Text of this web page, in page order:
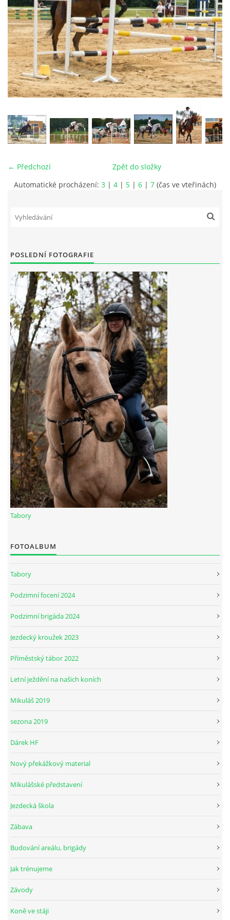
VIDEA
ODKAZY
NOVÝ PŘEKÁŽKOVÝ MATERIÁL
CENÍK SLUŽEB
PŘISPĚVEK ČUS KARVINA -PODPORA SPORTU V
NÁHRADNÍ TERMÍN BRIGÁDY PRO TY KTEŘÍ SE
7:4 (VELKÝ PÁTEK) KROUŽEK NEBUDE
JARNÍ BRIGÁDA 20.5.2023
DNE 17.11.2023 KROUŽEK JEZDECTVÍ NENÍ
DĚKUJEME MĚSTU RYCHVALD ZA DOTACI V ROCE 2023
NABÍZÍME BRIGÁDU U NÁS VE STÁJI. PRO BLIŽŠÍ INFO
VOLEJTE 604265192
DĚKUJEME ZA PODPORU ČESKÉ UNIÍ SPORTU
JARNÍ BRIGÁDA 20.4 2024
JARNÍ BRIGÁDA SE ODKLÁDÁ.
PÁTEČNÍ KROUŽEK " ŠKOLA JEZDECTVÍ " BUDE ZAHÁJEN
PODZIMNÍ BRIGÁDA 9.11.2024
VELKÝ PÁTEK-18.4 KROUŽEK BUDE NORMÁLNĚ PROBÍHAT
PRAZDNINOVÝ KROUŽEK
← Předchozí
Zpět do složky
Automatické procházení: 3 | 4 | 5 | 6 | 7 (čas ve vteřinách)
POSLEDNÍ FOTOGRAFIE
Tabory
FOTOALBUM
Tabory
Podzimní focení 2024
Podzimní brigáda 2024
Jezdecký kroužek 2023
Příměstský tábor 2022
Letní ježdění na našich koních
Mikuláš 2019
sezona 2019
Dárek HF
Nový překážkový material
Mikulášské představení
Jezdecká škola
Zábava
Budování areálu, brigády
Jak trénujeme
Závody
Koně ve stáji